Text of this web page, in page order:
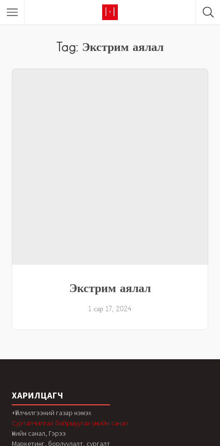
Tag: Экстрим аялал
Экстрим аялал
1 сар 17, 2024
ХАРИЛЦАГЧ
+Үйлчилгээний газар нэмэх
Сурталчилгаа байршуулах үнийн санал
Үнийн санал, Гэрээ
Маркетинг, борлуулалт, сургалт